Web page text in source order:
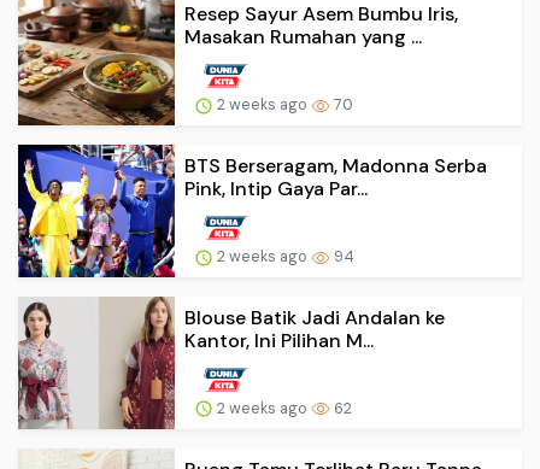
Resep Sayur Asem Bumbu Iris,
Masakan Rumahan yang ...
2 weeks ago 70
BTS Berseragam, Madonna Serba
Pink, Intip Gaya Par...
2 weeks ago 94
Blouse Batik Jadi Andalan ke
Kantor, Ini Pilihan M...
2 weeks ago 62